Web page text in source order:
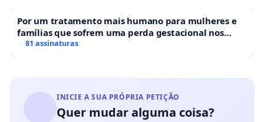
Por um tratamento mais humano para mulheres e
famílias que sofrem uma perda gestacional nos
hospitais portugueses
81 assinaturas
INICIE A SUA PRÓPRIA PETIÇÃO
Quer mudar alguma coisa?